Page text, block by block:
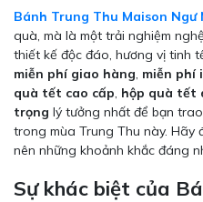
Bánh Trung Thu Maison Ngư
quà, mà là một trải nghiệm
thiết kế độc đáo, hương vị tinh
miễn phí giao hàng, miễn phí
quà tết cao cấp, hộp quà tết
trọng lý tưởng nhất để bạn
trong mùa Trung Thu này. Hãy
nên những khoảnh khắc đáng
Sự khác biệt của